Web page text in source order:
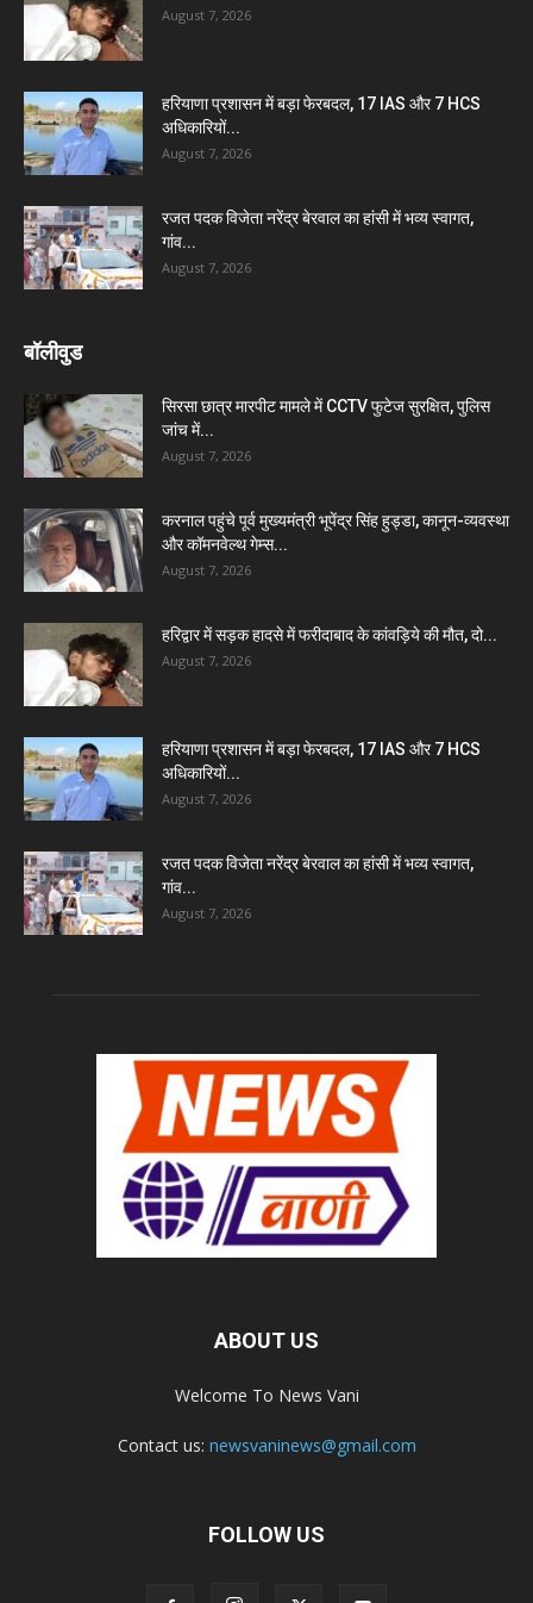
August 7, 2026
हरियाणा प्रशासन में बड़ा फेरबदल, 17 IAS और 7 HCS
अधिकारियों...
August 7, 2026
रजत पदक विजेता नरेंद्र बेरवाल का हांसी में भव्य स्वागत,
गांव...
August 7, 2026
बॉलीवुड
सिरसा छात्र मारपीट मामले में CCTV फुटेज सुरक्षित, पुलिस
जांच में...
August 7, 2026
करनाल पहुंचे पूर्व मुख्यमंत्री भूपेंद्र सिंह हुड्डा, कानून-व्यवस्था
और कॉमनवेल्थ गेम्स...
August 7, 2026
हरिद्वार में सड़क हादसे में फरीदाबाद के कांवड़िये की मौत, दो...
August 7, 2026
हरियाणा प्रशासन में बड़ा फेरबदल, 17 IAS और 7 HCS
अधिकारियों...
August 7, 2026
रजत पदक विजेता नरेंद्र बेरवाल का हांसी में भव्य स्वागत,
गांव...
August 7, 2026
ABOUT US
Welcome To News Vani
Contact us: newsvaninews@gmail.com
FOLLOW US